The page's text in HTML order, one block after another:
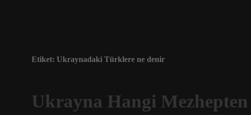
Etiket: Ukraynadaki Türklere ne denir
Ukrayna Hangi Mezhepten